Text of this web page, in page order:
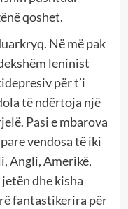
qoshet.
Në më pak
leninist
për t’i
të ndërtoja një
Pasi e mbarova
vendosa të iki
Angli, Amerikë,
dhe kisha
fantastikerira për